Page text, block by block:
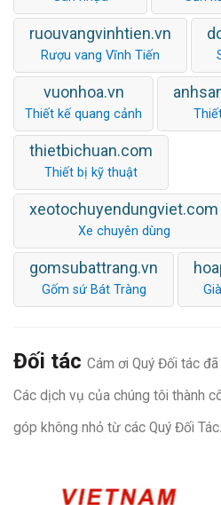
ruouvangvinhtien.vn
Rượu vang Vĩnh Tiến
vuonhoa.vn
Thiết kế quang cảnh
thietbichuan.com
Thiết bị kỹ thuật
xeotochuyendungviet.com
Xe chuyên dùng
gomsubattrang.vn
Gốm sứ Bát Tràng
Đối tác Cám ơi Quý Đối tác
Các dịch vụ của chúng tôi thành
góp không nhỏ từ các Quý Đối Tác.